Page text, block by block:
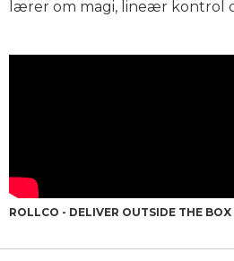
lærer om magi, lineær kontrol
ROLLCO - DELIVER OUTSIDE THE BOX